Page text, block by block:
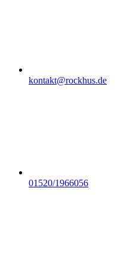
kontakt@rockhus.de
01520/1966056